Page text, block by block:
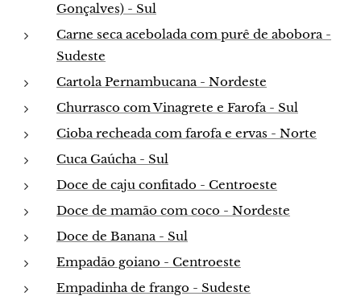
Gonçalves) - Sul
Carne seca acebolada com purê de abobora -
Sudeste
Cartola Pernambucana - Nordeste
Churrasco com Vinagrete e Farofa - Sul
Cioba recheada com farofa e ervas - Norte
Cuca Gaúcha - Sul
Doce de caju confitado - Centroeste
Doce de mamão com coco - Nordeste
Doce de Banana - Sul
Empadão goiano - Centroeste
Empadinha de frango - Sudeste